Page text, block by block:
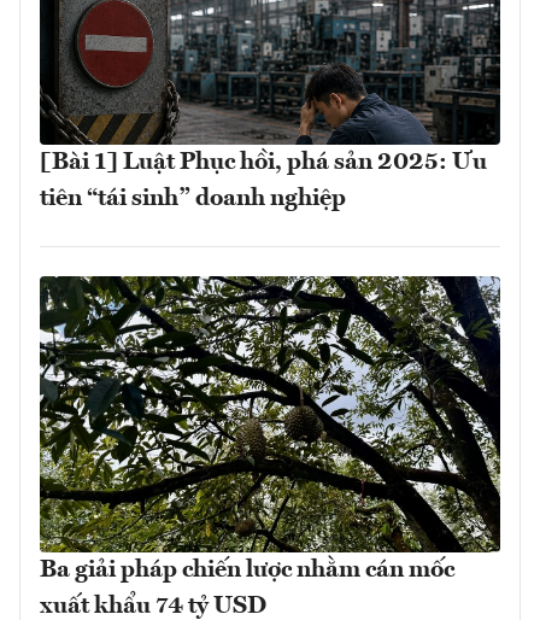
[Bài 1] Luật Phục hồi, phá sản 2025: Ưu
tiên “tái sinh” doanh nghiệp
Ba giải pháp chiến lược nhằm cán mốc
xuất khẩu 74 tỷ USD